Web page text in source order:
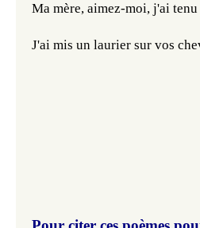
Ma mère, aimez-moi, j'ai
J'ai mis un laurier sur vos